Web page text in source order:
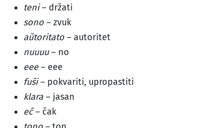
teni– držati
sono – zvuk
aŭtoritato – autoritet
nuuuu– no
eee– eee
fuŝi– pokvariti, upropastiti
klara – jasan
eĉ– čak